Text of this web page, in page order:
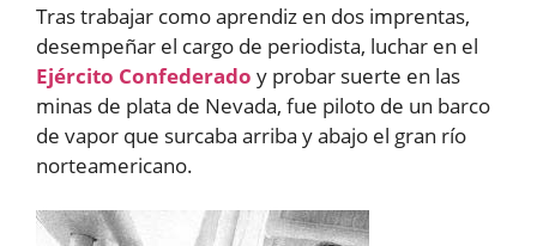
Tras trabajar como aprendiz en dos imprentas,
desempeñar el cargo de periodista, luchar en el
Ejército Confederado y probar suerte en las
minas de plata de Nevada, fue piloto de un barco
de vapor que surcaba arriba y abajo el gran río
norteamericano.